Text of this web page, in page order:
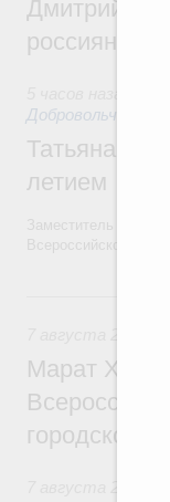
Дмитрий
россиян с
Татьяна
летием
Заместитель
Всероссийского
Марат
городской